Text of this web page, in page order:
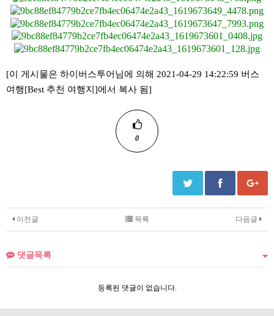
[이 게시물은 하이버스투어님에 의해 2021-04-29 14:22:59 버스
여행[Best 추천 여행지]에서 복사 됨]
0
이전글 다음글
목록
댓글목록
등록된 댓글이 없습니다.